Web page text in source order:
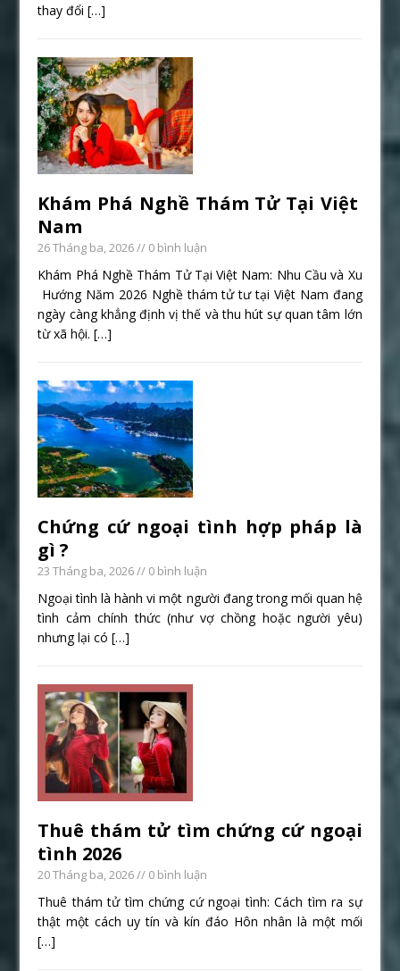
thay đổi[…]
Khám Phá Nghề Thám Tử Tại Việt
Nam
26 Tháng ba, 2026// 0 bình luận
Khám Phá Nghề Thám Tử Tại Việt Nam: Nhu Cầu và Xu
Hướng Năm 2026 Nghề thám tử tư tại Việt Nam đang
ngày càng khẳng định vị thế và thu hút sự quan tâm lớn
từ xã hội.[…]
Chứng cứ ngoại tình hợp pháp là
gì ?
23 Tháng ba, 2026// 0 bình luận
Ngoại tình là hành vi một người đang trong mối quan hệ
tình cảm chính thức (như vợ chồng hoặc người yêu)
nhưng lại có[…]
Thuê thám tử tìm chứng cứ ngoại
tình 2026
20 Tháng ba, 2026// 0 bình luận
Thuê thám tử tìm chứng cứ ngoại tình: Cách tìm ra sự
thật một cách uy tín và kín đáo Hôn nhân là một mối
[…]